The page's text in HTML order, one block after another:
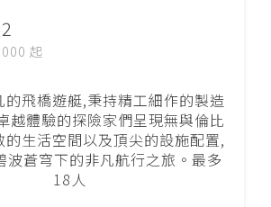
起
的飛橋遊艇,秉持精工細作的製造
越體驗的探險家們呈現無與倫比
的生活空間以及頂尖的設施配置,
波蒼穹下的非凡航行之旅。最多
18人